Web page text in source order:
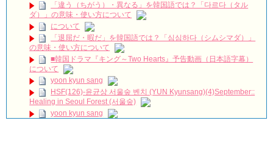
NEW!
[4K] コン・ユ、夜遅くまで空港に出迎えに来たファンに嬉しい
手挨拶 NEW!
「30だけど17です」2019年7月2日TSUTAYA先行レンタル開
始！ NEW!
【善良魔女傳】EP20：我為什麼總想著她－週一至週五 晚間10-
12點｜東森戲劇40頻道
✨ 50歳のクォン・サンウが超イケオジ! Kwon Sang-woo at 50:
Unreal Visuals! 50歲權相佑！這大叔魅力太帥了吧🔥사랑은 돌아오는
거야[권상우] 50살 아저씨 NEW!
Kim Hyun Joo's Heartbreaking Scenes
「違う（ちがう）・異なる」を韓国語では？「다르다（タル
ダ）」の意味・使い方について
について
「退屈だ・暇だ」を韓国語では？「심심하다（シムシマダ）」
の意味・使い方について
■韓国ドラマ『キング～Two Hearts』予告動画（日本語字幕）
について
yoon kyun sang
HSF(126)-윤균상 서울숲 벤치 (YUN Kyunsang)(4)September::
Healing in Seoul Forest (서울숲)
yoon kyun sang